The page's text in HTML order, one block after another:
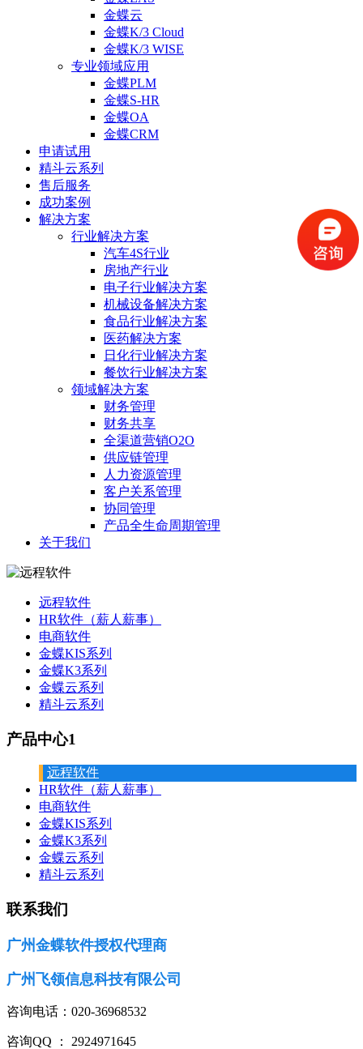
金蝶云
金蝶K/3 Cloud
金蝶K/3 WISE
专业领域应用
金蝶PLM
金蝶S-HR
金蝶OA
金蝶CRM
申请试用
精斗云系列
售后服务
成功案例
解决方案
行业解决方案
汽车4S行业
房地产行业
电子行业解决方案
机械设备解决方案
食品行业解决方案
医药解决方案
日化行业解决方案
餐饮行业解决方案
领域解决方案
财务管理
财务共享
全渠道营销O2O
供应链管理
人力资源管理
客户关系管理
协同管理
产品全生命周期管理
关于我们
远程软件
HR软件（薪人薪事）
电商软件
金蝶KIS系列
金蝶K3系列
金蝶云系列
精斗云系列
产品中心1
远程软件
HR软件（薪人薪事）
电商软件
金蝶KIS系列
金蝶K3系列
金蝶云系列
精斗云系列
联系我们
广州金蝶软件授权代理商
广州飞领信息科技有限公司
咨询电话：020-36968532
咨询QQ ： 2924971645